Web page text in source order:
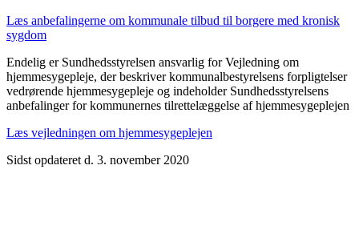
Læs anbefalingerne om kommunale tilbud til borgere med kronisk
sygdom
Endelig er Sundhedsstyrelsen ansvarlig for Vejledning om
hjemmesygepleje, der beskriver kommunalbestyrelsens forpligtelser
vedrørende hjemmesygepleje og indeholder Sundhedsstyrelsens
anbefalinger for kommunernes tilrettelæggelse af hjemmesygeplejen
Læs vejledningen om hjemmesygeplejen
Sidst opdateret d. 3. november 2020